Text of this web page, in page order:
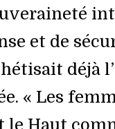
et de
déjà
« Les
le Haut